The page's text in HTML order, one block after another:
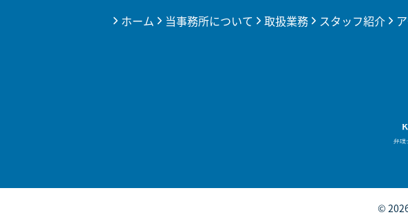
ホーム 当事務所について 取扱業務 スタッフ紹介
©